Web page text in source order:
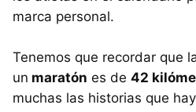
marca personal.
Tenemos que recordar que
un maratón es de 42
muchas las historias que